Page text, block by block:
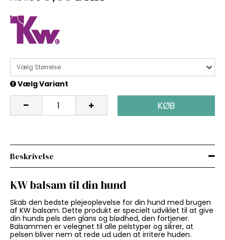
Vælg Størrelse
Vælg Variant
KØB
Beskrivelse
KW balsam til din hund
Skab den bedste plejeoplevelse for din hund med brugen
af KW balsam. Dette produkt er specielt udviklet til at give
din hunds pels den glans og blødhed, den fortjener.
Balsammen er velegnet til alle pelstyper og sikrer, at
pelsen bliver nem at rede ud uden at irritere huden.